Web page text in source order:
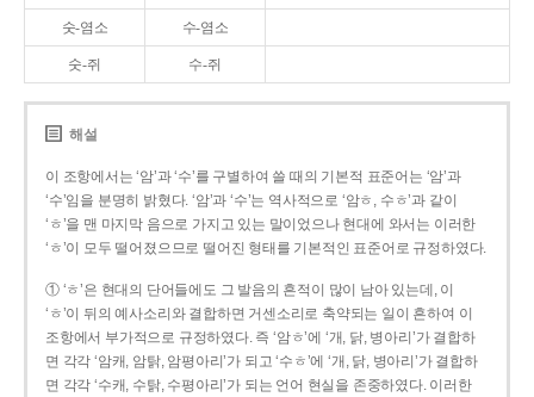
숫-염소 수-염소
숫-쥐 수-쥐
해설
이 조항에서는 ‘암’과 ‘수’를 구별하여 쓸 때의 기본적 표준어는 ‘암’과
‘수’임을 분명히 밝혔다. ‘암’과 ‘수’는 역사적으로 ‘암ㅎ, 수ㅎ’과 같이
‘ㅎ’을 맨 마지막 음으로 가지고 있는 말이었으나 현대에 와서는 이러한
‘ㅎ’이 모두 떨어졌으므로 떨어진 형태를 기본적인 표준어로 규정하였다.
① ‘ㅎ’은 현대의 단어들에도 그 발음의 흔적이 많이 남아 있는데, 이
‘ㅎ’이 뒤의 예사소리와 결합하면 거센소리로 축약되는 일이 흔하여 이
조항에서 부가적으로 규정하였다. 즉 ‘암ㅎ’에 ‘개, 닭, 병아리’가 결합하
면 각각 ‘암캐, 암탉, 암평아리’가 되고 ‘수ㅎ’에 ‘개, 닭, 병아리’가 결합하
면 각각 ‘수캐, 수탉, 수평아리’가 되는 언어 현실을 존중하였다. 이러한